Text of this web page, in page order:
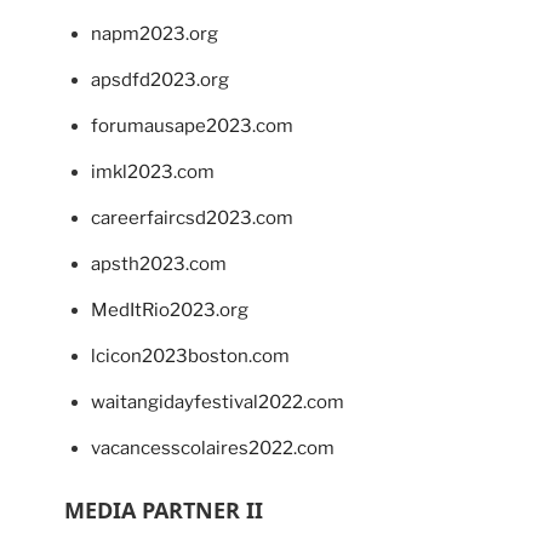
napm2023.org
apsdfd2023.org
forumausape2023.com
imkl2023.com
careerfaircsd2023.com
apsth2023.com
MedItRio2023.org
lcicon2023boston.com
waitangidayfestival2022.com
vacancesscolaires2022.com
MEDIA PARTNER II